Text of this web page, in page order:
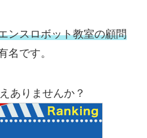
ンスロボット教室の顧問
名です。
ありませんか？